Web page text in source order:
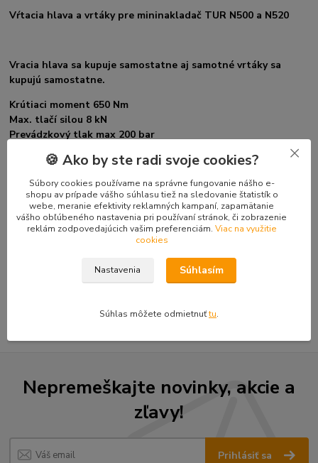
Vŕtacia hlava a vrtáky pre mininakladač TUR N500 a N520
Vracia hlava sa kupuje samostatne aj samotné vrtáky sa
kupujú samostatne.
Krútiaci moment 650 Nm
Max. tlačí silou 8 kN
Prevádzkový tlak max 200 bar
Rozsah teplôt, na ktoré je vŕtací nádstavec pripravený
pracovať -10 ° C do 40 ° C
V pravo hore pod cenou si prepninte čo potrebujete.
Tovar zaradený v kategóriách
Nepremeškajte novinky, akcie a
zľavy!
Prihlásiť sa
🍪 Ako by ste radi svoje cookies?
Súbory cookies používame na správne fungovanie nášho e-
shopu av prípade vášho súhlasu tiež na sledovanie štatistík o
webe, meranie efektivity reklamných kampaní, zapamätanie
vášho obľúbeného nastavenia pri používaní stránok, či zobrazenie
reklám zodpovedajúcich vašim preferenciám. Viac na využitie
cookies
Nastavenia Súhlasím
Súhlas môžete odmietnuťtu.